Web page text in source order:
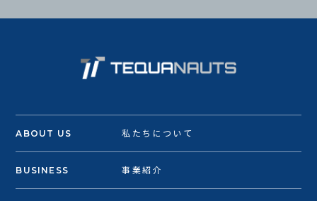
ABOUT US 私たちについて
BUSINESS 事業紹介